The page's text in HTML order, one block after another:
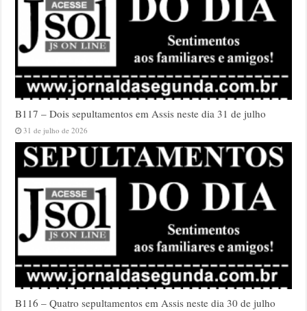
B117 – Dois sepultamentos em Assis neste dia 31 de julho
31 de julho de 2026
B116 – Quatro sepultamentos em Assis neste dia 30 de julho